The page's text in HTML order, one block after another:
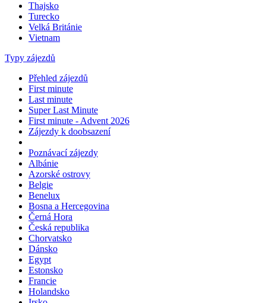
Švýcarsko
Thajsko
Turecko
Velká Británie
Přehled zájezdů
First minute
Last minute
Super Last Minute
First minute - Advent 2026
Poznávací zájezdy
Albánie
Azorské ostrovy
Belgie
Benelux
Bosna a Hercegovina
Černá Hora
Česká republika
Chorvatsko
Dánsko
Egypt
Estonsko
Francie